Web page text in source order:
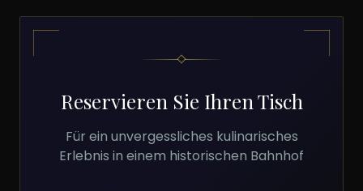
Reservieren Sie Ihren Tisch
Für ein unvergessliches kulinarisches
Erlebnis in einem historischen Bahnhof